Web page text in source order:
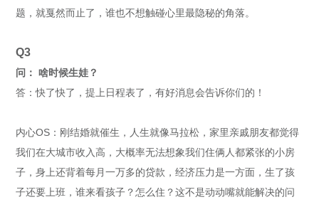
题，就戛然而止了，谁也不想触碰心里最隐秘的角落。
Q3
问： 啥时候生娃？
答：快了快了，提上日程表了，有好消息会告诉你们的！
内心OS：刚结婚就催生，人生就像马拉松，家里亲戚朋友都觉得
我们在大城市收入高，大概率无法想象我们住俩人都紧张的小房
子，身上还背着每月一万多的贷款，经济压力是一方面，生了孩
子还要上班，谁来看孩子？怎么住？这不是动动嘴就能解决的问